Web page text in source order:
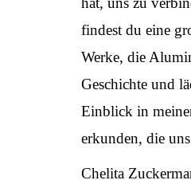
findest du eine
Werke, die
Geschichte und
Einblick in
erkunden, die
Chelita